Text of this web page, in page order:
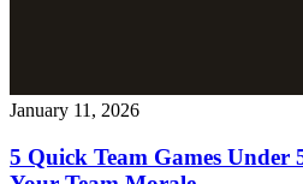
January 11, 2026
5 Quick Team Games Under